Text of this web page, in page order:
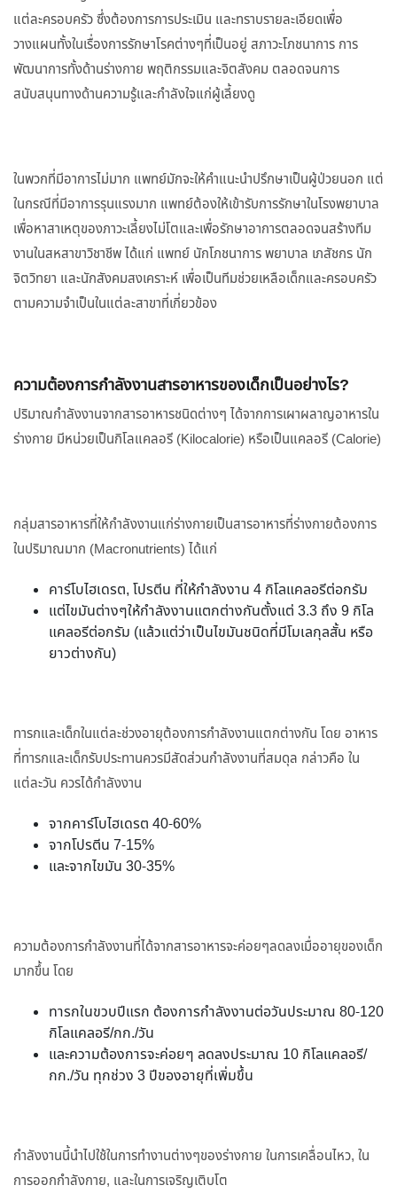
แต่ละครอบครัว ซึ่งต้องการการประเมิน และทราบรายละเอียดเพื่อ
วางแผนทั้งในเรื่องการรักษาโรคต่างๆที่เป็นอยู่ สภาวะโภชนาการ การ
พัฒนาการทั้งด้านร่างกาย พฤติกรรมและจิตสังคม ตลอดจนการ
สนับสนุนทางด้านความรู้และกำลังใจแก่ผู้เลี้ยงดู
ในพวกที่มีอาการไม่มาก แพทย์มักจะให้คำแนะนำปรึกษาเป็นผู้ป่วยนอก แต่
ในกรณีที่มีอาการรุนแรงมาก แพทย์ต้องให้เข้ารับการรักษาในโรงพยาบาล
เพื่อหาสาเหตุของภาวะเลี้ยงไม่โตและเพื่อรักษาอาการตลอดจนสร้างทีม
งานในสหสาขาวิชาชีพ ได้แก่ แพทย์ นักโภชนาการ พยาบาล เภสัชกร นัก
จิตวิทยา และนักสังคมสงเคราะห์ เพื่อเป็นทีมช่วยเหลือเด็กและครอบครัว
ตามความจำเป็นในแต่ละสาขาที่เกี่ยวข้อง
ความต้องการกำลังงานสารอาหารของเด็กเป็นอย่างไร?
ปริมาณกำลังงานจากสารอาหารชนิดต่างๆ ได้จากการเผาผลาญอาหารใน
ร่างกาย มีหน่วยเป็นกิโลแคลอรี (Kilocalorie) หรือเป็นแคลอรี (Calorie)
กลุ่มสารอาหารที่ให้กำลังงานแก่ร่างกายเป็นสารอาหารที่ร่างกายต้องการ
ในปริมาณมาก (Macronutrients) ได้แก่
คาร์โบไฮเดรต, โปรตีน ที่ให้กำลังงาน 4 กิโลแคลอรีต่อกรัม
แต่ไขมันต่างๆให้กำลังงานแตกต่างกันตั้งแต่ 3.3 ถึง 9 กิโล
แคลอรีต่อกรัม (แล้วแต่ว่าเป็นไขมันชนิดที่มีโมเลกุลสั้น หรือ
ยาวต่างกัน)
ทารกและเด็กในแต่ละช่วงอายุต้องการกำลังงานแตกต่างกัน โดย อาหาร
ที่ทารกและเด็กรับประทานควรมีสัดส่วนกำลังงานที่สมดุล กล่าวคือ ใน
แต่ละวัน ควรได้กำลังงาน
จากคาร์โบไฮเดรต 40-60%
จากโปรตีน 7-15%
และจากไขมัน 30-35%
ความต้องการกำลังงานที่ได้จากสารอาหารจะค่อยๆลดลงเมื่ออายุของเด็ก
มากขึ้น โดย
ทารกในขวบปีแรก ต้องการกำลังงานต่อวันประมาณ 80-120
กิโลแคลอรี/กก./วัน
และความต้องการจะค่อยๆ ลดลงประมาณ 10 กิโลแคลอรี/
กก./วัน ทุกช่วง 3 ปีของอายุที่เพิ่มขึ้น
กำลังงานนี้นำไปใช้ในการทำงานต่างๆของร่างกาย ในการเคลื่อนไหว, ใน
การออกกำลังกาย, และในการเจริญเติบโต